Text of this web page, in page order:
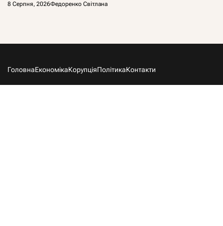
8 Серпня, 2026Федоренко Світлана
ГоловнаЕкономікаКорупціяПолітикаКонтакти